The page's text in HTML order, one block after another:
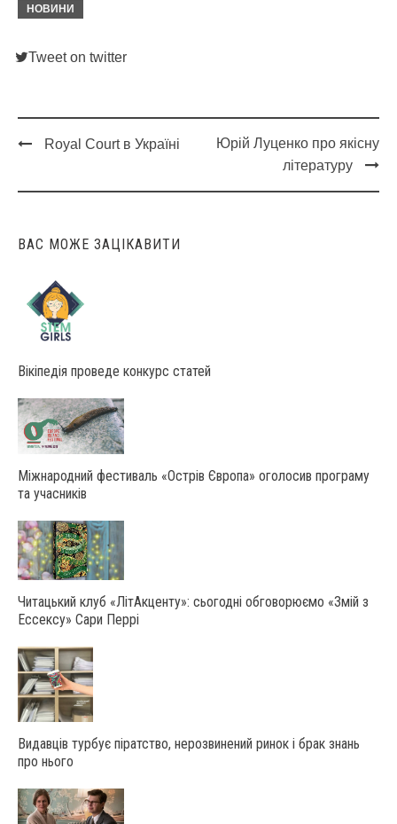
НОВИНИ
Tweet on twitter
navigation
Royal Court в Україні
Юрій Луценко про якісну
літературу
ВАС МОЖЕ ЗАЦІКАВИТИ
Вікіпедія проведе конкурс статей
Міжнародний фестиваль «Острів Європа» оголосив програму
та учасників
Читацький клуб «ЛітАкценту»: сьогодні обговорюємо «Змій з
Ессексу» Сари Перрі
Видавців турбує піратство, нерозвинений ринок і брак знань
про нього